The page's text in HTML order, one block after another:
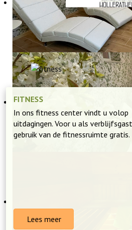
BELEEF ONZE
FITNESS
In ons fitness center vindt u volop
uitdagingen. Voor u als
gebruik van de fitnessruimte gratis.
Lees meer